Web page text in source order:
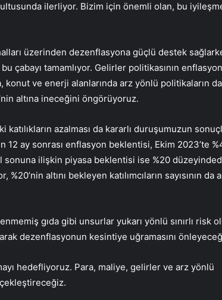
ilerliyor. Bizim için önemli olan, bu
üzerinden dezenflasyona güçlü destek
çabayı tamamlıyor. Gelirler politikasının enflasyon
ve enerji alanlarında arz yönlü politikaların da
altına ineceğini öngörüyoruz.
azalması da kararlı duruşumuzun
12 ay sonrası enflasyon beklentisi, Ekim 2023’te
sonuna ilişkin piyasa beklentisi ise %20
altını bekleyen katılımcıların sayısının da
gıda gibi unsurlar yukarı yönlü sınırlı risk
dezenflasyonun kesintiye uğramasını
hedefliyoruz. Para, maliye, gelirler ve arz yönlü